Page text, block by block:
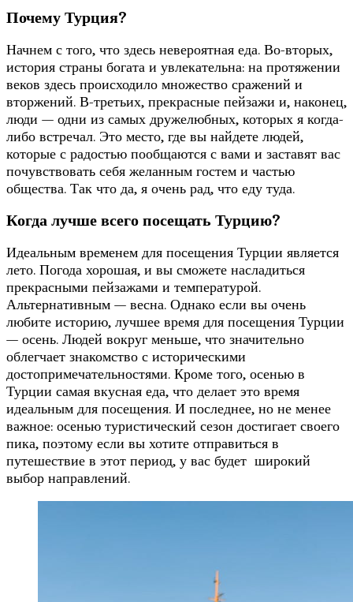
Почему Турция?
Начнем с того, что здесь невероятная еда. Во-вторых,
история страны богата и увлекательна: на протяжении
веков здесь происходило множество сражений и
вторжений. В-третьих, прекрасные пейзажи и, наконец,
люди — одни из самых дружелюбных, которых я когда-
либо встречал. Это место, где вы найдете людей,
которые с радостью пообщаются с вами и заставят вас
почувствовать себя желанным гостем и частью
общества. Так что да, я очень рад, что еду туда.
Когда лучше всего посещать Турцию?
Идеальным временем для посещения Турции является
лето. Погода хорошая, и вы сможете насладиться
прекрасными пейзажами и температурой.
Альтернативным — весна. Однако если вы очень
любите историю, лучшее время для посещения Турции
— осень. Людей вокруг меньше, что значительно
облегчает знакомство с историческими
достопримечательностями. Кроме того, осенью в
Турции самая вкусная еда, что делает это время
идеальным для посещения. И последнее, но не менее
важное: осенью туристический сезон достигает своего
пика, поэтому если вы хотите отправиться в
путешествие в этот период, у вас будет широкий
выбор направлений.